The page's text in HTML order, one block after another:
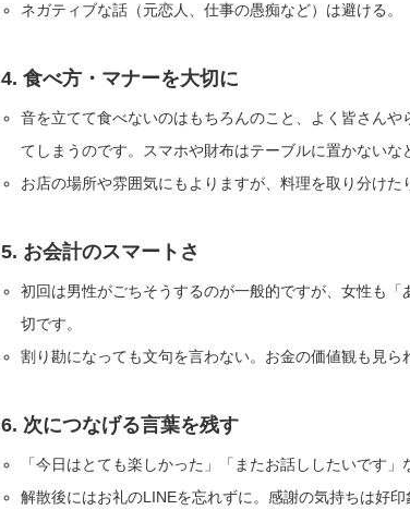
ネガティブな話（元恋人、仕事の愚痴など）は避ける。
4. 食べ方・マナーを大切に
音を立てて食べないのはもちろんのこと、よく皆さん
てしまうのです。スマホや財布はテーブルに置かないな
お店の場所や雰囲気にもよりますが、料理を取り分けた
5. お会計のスマートさ
初回は男性がごちそうするのが一般的ですが、女性も
切です。
割り勘になっても文句を言わない。お金の価値観も見ら
6. 次につなげる言葉を残す
「今日はとても楽しかった」「またお話ししたいです」
解散後にはお礼のLINEを忘れずに。感謝の気持ちは好印